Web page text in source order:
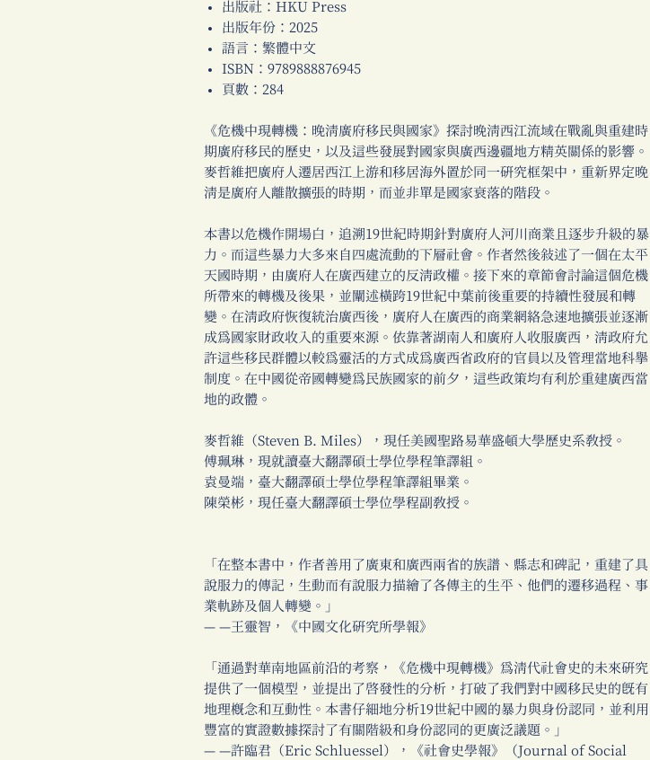
出版社：HKU Press
出版年份：2025
語言：繁體中文
ISBN：9789888876945
頁數：284
《危機中現轉機：晚清廣府移民與國家》探討晚清西江流域在戰亂與重建時
期廣府移民的歷史，以及這些發展對國家與廣西邊疆地方精英關係的影響。
麥哲維把廣府人遷居西江上游和移居海外置於同一研究框架中，重新界定晚
清是廣府人離散擴張的時期，而並非單是國家衰落的階段。
本書以危機作開場白，追溯19世紀時期針對廣府人河川商業且逐步升級的暴
力。而這些暴力大多來自四處流動的下層社會。作者然後敘述了一個在太平
天國時期，由廣府人在廣西建立的反清政權。接下來的章節會討論這個危機
所帶來的轉機及後果，並闡述橫跨19世紀中葉前後重要的持續性發展和轉
變。在清政府恢復統治廣西後，廣府人在廣西的商業網絡急速地擴張並逐漸
成為國家財政收入的重要來源。依靠著湖南人和廣府人收服廣西，清政府允
許這些移民群體以較為靈活的方式成為廣西省政府的官員以及管理當地科舉
制度。在中國從帝國轉變為民族國家的前夕，這些政策均有利於重建廣西當
地的政體。
麥哲維（Steven B. Miles），現任美國聖路易華盛頓大學歷史系教授。
傅珮琳，現就讀臺大翻譯碩士學位學程筆譯組。
袁曼端，臺大翻譯碩士學位學程筆譯組畢業。
陳榮彬，現任臺大翻譯碩士學位學程副教授。
「在整本書中，作者善用了廣東和廣西兩省的族譜、縣志和碑記，重建了具
說服力的傳記，生動而有說服力描繪了各傳主的生平、他們的遷移過程、事
業軌跡及個人轉變。」
— —王靈智，《中國文化研究所學報》
「通過對華南地區前沿的考察，《危機中現轉機》為清代社會史的未來研究
提供了一個模型，並提出了啟發性的分析，打破了我們對中國移民史的既有
地理概念和互動性。本書仔細地分析19世紀中國的暴力與身份認同，並利用
豐富的實證數據探討了有關階級和身份認同的更廣泛議題。」
— —許臨君（Eric Schluessel），《社會史學報》（Journal of Social